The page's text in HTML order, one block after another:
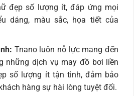
đẹp số lượng ít, đáp ứng mọi
dáng, màu sắc, họa tiết của
Tnano luôn nỗ lực mang đến
những dịch vụ may đồ bơi liền
số lượng ít tận tình, đảm bảo
hàng sự hài lòng tuyệt đối.